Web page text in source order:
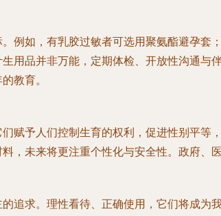
例如，有乳胶过敏者可选用聚氨酯避孕套
用品并非万能，定期体检、开放性沟通与
教育。
赋予人们控制生育的权利，促进性别平
，未来将更注重个性化与安全性。政府
追求。理性看待、正确使用，它们将成